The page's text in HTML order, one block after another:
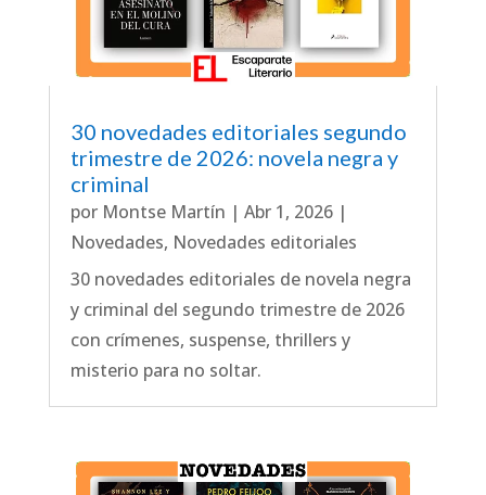
30 novedades editoriales segundo
trimestre de 2026: novela negra y
criminal
por Montse Martín | Abr 1, 2026|
Novedades, Novedades editoriales
30 novedades editoriales de novela negra
y criminal del segundo trimestre de 2026
con crímenes, suspense, thrillers y
misterio para no soltar.